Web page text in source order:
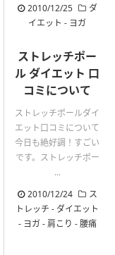
2010/12/25
ダ
イエット - ヨガ
ストレッチポー
ル ダイエット 口
コミについて
ストレッチポールダイ
エット口コミについて
今日も絶好調！すごい
です。ストレッチポー
...
2010/12/24
ス
トレッチ - ダイエット
- ヨガ-肩こり -腰痛